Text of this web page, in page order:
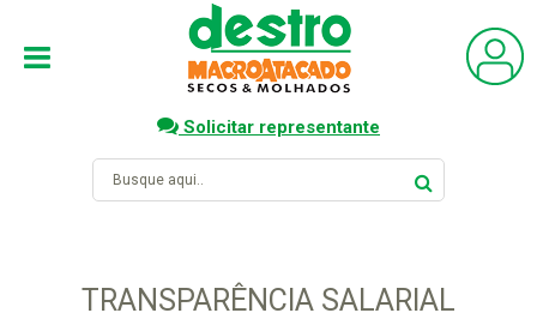
Solicitar representante
TRANSPARÊNCIA SALARIAL